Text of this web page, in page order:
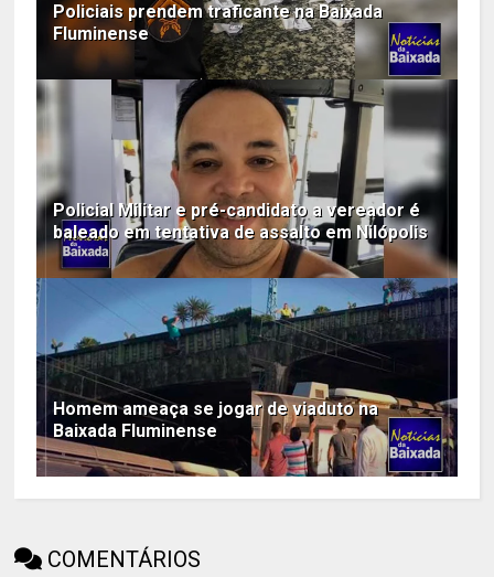
Policiais prendem traficante na Baixada
Fluminense
Policial Militar e pré-candidato a vereador é
baleado em tentativa de assalto em Nilópolis
Homem ameaça se jogar de viaduto na
Baixada Fluminense
COMENTÁRIOS